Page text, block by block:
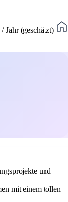
Jahr (geschätzt)
und
mit einem tollen